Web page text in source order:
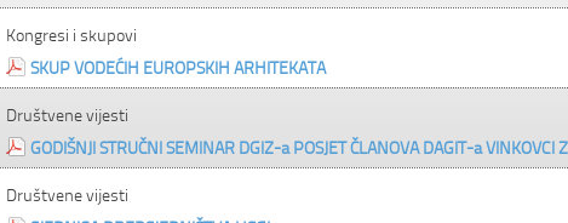
Kongresi i skupovi
SKUP VODEĆIH EUROPSKIH ARHITEKATA
Društvene vijesti
GODIŠNJI STRUČNI SEMINAR DGIZ-a POSJET ČLANOVA DAGIT-a VINKOVCI
Društvene vijesti